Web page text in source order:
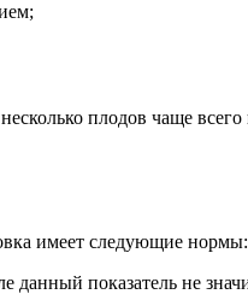
плодов чаще
имеет следующие нормы:
показатель не